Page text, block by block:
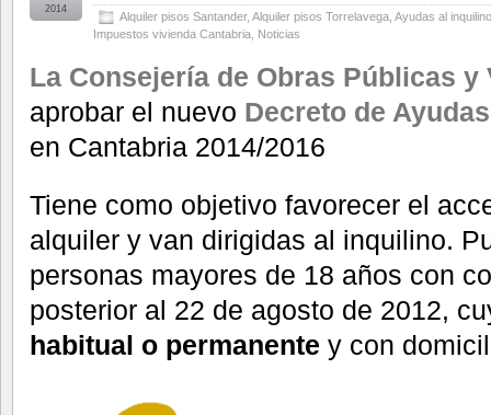
Alquiler pisos Santander, Alquiler pisos Torrelavega Ayudas al inquilino
Impuestos vivienda Cantabria Noticias
2014
La Consejería de Obras Públicas y
aprobar el nuevo Decreto de
en Cantabria 2014/2016
Tiene como objetivo favorecer el
alquiler y van dirigidas al inquilino.
personas mayores de 18 años con
posterior al 22 de agosto de 2012,
habitual o permanente y con